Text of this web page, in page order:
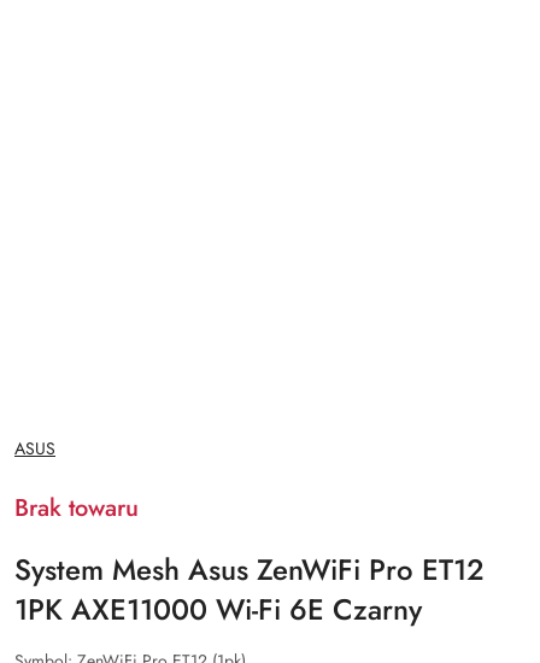
NAZWA
PRODUCENTA:
ASUS
Brak towaru
System Mesh Asus ZenWiFi Pro ET12
1PK AXE11000 Wi-Fi 6E Czarny